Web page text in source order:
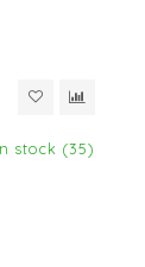
stock (35)